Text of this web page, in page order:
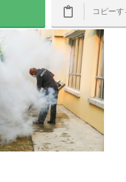
コピーす